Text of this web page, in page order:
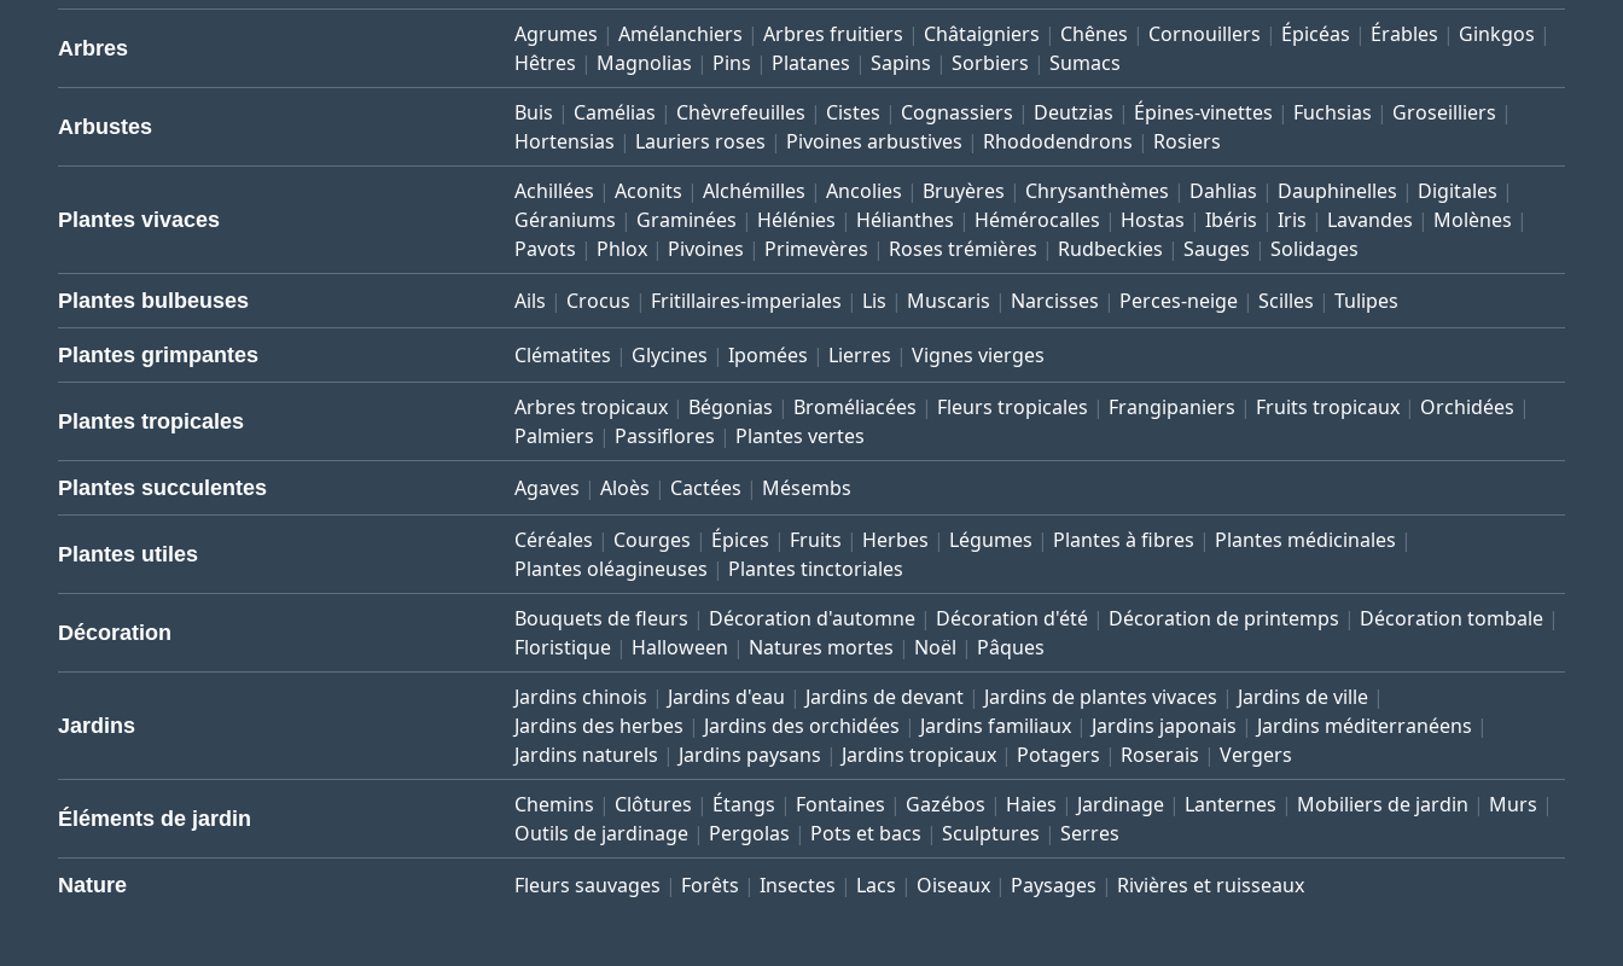
Arbres
Agrumes Amélanchiers Arbres fruitiers Châtaigniers Chênes Cornouillers Épicéas Érables
Ginkgos
Hêtres
Magnolias Pins Platanes Sapins Sorbiers Sumacs
Arbustes
Buis Camélias Chèvrefeuilles Cistes Cognassiers Deutzias Épines-vinettes Fuchsias
Groseilliers
Hortensias
Lauriers roses Pivoines arbustives Rhododendrons Rosiers
Plantes vivaces
Achillées Aconits Alchémilles Ancolies Bruyères Chrysanthèmes Dahlias Dauphinelles
Digitales
Géraniums
Graminées Hélénies Hélianthes Hémérocalles Hostas Ibéris Iris Lavandes
Molènes
Pavots
Phlox Pivoines Primevères Roses trémières Rudbeckies Sauges Solidages
Plantes bulbeuses Ails Crocus Fritillaires-imperiales Lis Muscaris Narcisses Perces-neige Scilles Tulipes
Plantes grimpantes Clématites Glycines Ipomées Lierres Vignes vierges
Plantes tropicales
Arbres tropicaux Bégonias Broméliacées Fleurs tropicales Frangipaniers Fruits tropicaux
Orchidées
Palmiers
Passiflores Plantes vertes
Plantes succulentes Agaves Aloès Cactées Mésembs
Plantes utiles
Céréales Courges Épices Fruits Herbes Légumes Plantes à fibres
Plantes médicinales
Plantes oléagineuses
Plantes tinctoriales
Décoration
Bouquets de fleurs Décoration d'automne Décoration d'été Décoration de printemps
Décoration tombale
Floristique
Halloween Natures mortes Noël Pâques
Jardins
Jardins chinois Jardins d'eau Jardins de devant Jardins de plantes vivaces
Jardins de ville
Jardins des herbes
Jardins des orchidées Jardins familiaux Jardins japonais
Jardins méditerranéens
Jardins naturels
Jardins paysans Jardins tropicaux Potagers Roserais Vergers
Éléments de jardin
Chemins Clôtures Étangs Fontaines Gazébos Haies Jardinage Lanternes Mobiliers de jardin
Murs
Outils de jardinage
Pergolas Pots et bacs Sculptures Serres
Nature Fleurs sauvages Forêts Insectes Lacs Oiseaux Paysages Rivières et ruisseaux